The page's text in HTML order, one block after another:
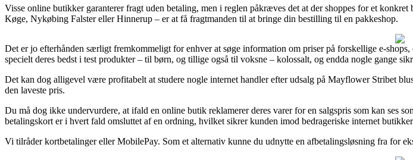
Visse online butikker garanterer fragt uden betaling, men i reglen påkræves det at der shoppes for et
Køge, Nykøbing Falster eller Hinnerup – er at få fragtmanden til at bringe din bestilling til en pakkeshop.
Det er jo efterhånden særligt fremkommeligt for enhver at søge information om priser på forskellige e-
specielt deres bedst i test produkter – til børn, og tillige også til voksne – kolossalt, og endda nogle gange
Det kan dog alligevel være profitabelt at studere nogle internet handler efter udsalg på Mayflower Stribet
den laveste pris.
Du må dog ikke undervurdere, at ifald en online butik reklamerer deres varer for en salgspris som kan ses
betalingskort er i hvert fald omsluttet af en ordning, hvilket sikrer kunden imod bedrageriske internet
Vi tilråder kortbetalinger eller MobilePay. Som et alternativ kunne du udnytte en afbetalingsløsning fra for